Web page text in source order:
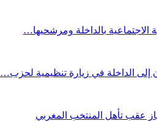
الاجتماعية بالداخلة ومرشحيها…
الداخلة في زيارة تنظيمية لحزب…
عقب تأهل المنتخب المغربي